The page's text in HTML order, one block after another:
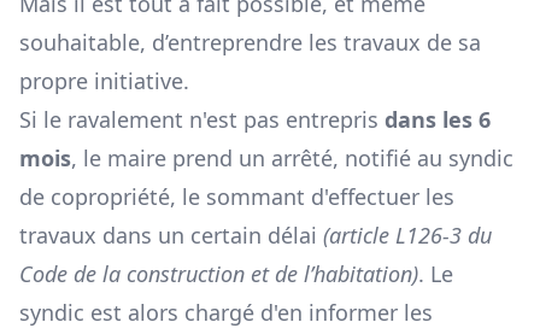
souhaitable, d’entreprendre les travaux de sa
propre initiative.
Si le ravalement n'est pas entrepris dans les 6
mois, le maire prend un arrêté, notifié au syndic
de copropriété, le sommant d'effectuer les
travaux dans un certain délai (article L126-3 du
Code de la construction et de l’habitation). Le
syndic est alors chargé d'en informer les